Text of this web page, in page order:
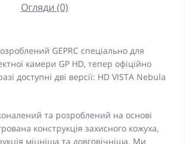
Огляди (0)
GEPRC спеціально для
камери GP HD, тепер офіційно
доступні дві версії: HD VISTA Nebula
та розроблений на основі
конструкція захисного кожуха,
міцніша та довговічніша. Ми